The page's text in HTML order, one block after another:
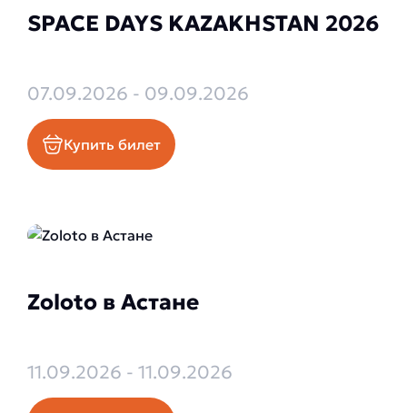
SPACE DAYS KAZAKHSTAN 2026
07.09.2026 - 09.09.2026
Купить билет
Zoloto в Астане
11.09.2026 - 11.09.2026